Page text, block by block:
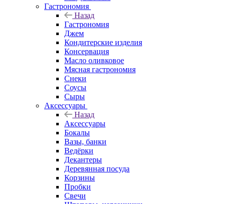
Гастрономия
Назад
Гастрономия
Джем
Кондитерские изделия
Консервация
Масло оливковое
Мясная гастрономия
Снеки
Соусы
Сыры
Аксессуары
Назад
Аксессуары
Бокалы
Вазы, банки
Ведёрки
Декантеры
Деревянная посуда
Корзины
Пробки
Свечи